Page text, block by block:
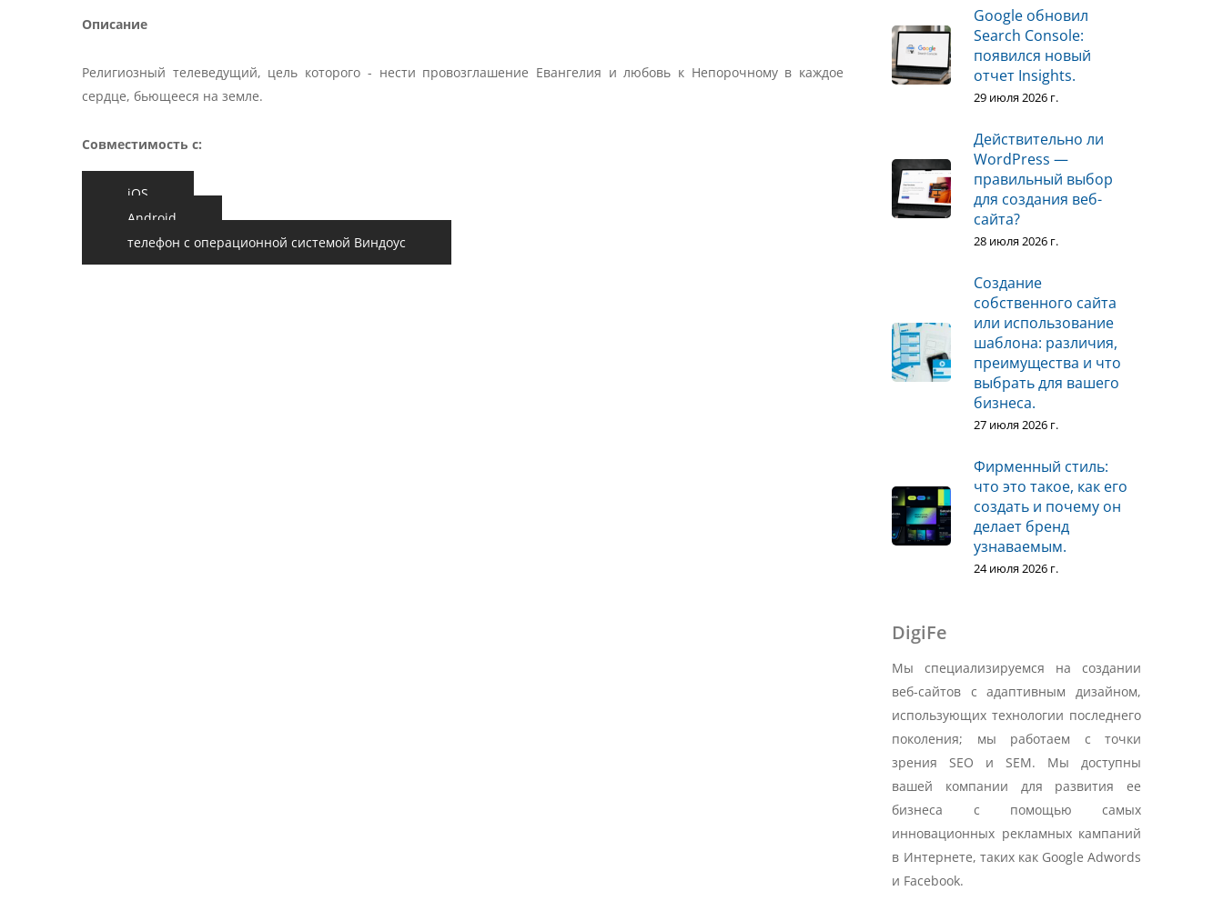
Описание
Религиозный телеведущий, цель которого - нести провозглашение Евангелия и любовь к Непорочному в каждое
сердце, бьющееся на земле.
Совместимость с:
iOS
Android
телефон с операционной системой Виндоус
Google обновил
Search Console:
появился новый
отчет Insights.
29 июля 2026 г.
Действительно ли
WordPress —
правильный выбор
для создания веб-
сайта?
28 июля 2026 г.
Создание
собственного сайта
или использование
шаблона: различия,
преимущества и что
выбрать для вашего
бизнеса.
27 июля 2026 г.
Фирменный стиль:
что это такое, как его
создать и почему он
делает бренд
узнаваемым.
24 июля 2026 г.
DigiFe
Мы специализируемся на создании
веб-сайтов с адаптивным дизайном,
использующих технологии последнего
поколения; мы работаем с точки
зрения SEO и SEM. Мы доступны
вашей компании для развития ее
бизнеса с помощью самых
инновационных рекламных кампаний
в Интернете, таких как Google Adwords
и Facebook.